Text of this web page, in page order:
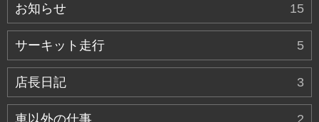
お知らせ 15
サーキット走行 5
店長日記 3
車以外の仕事 2